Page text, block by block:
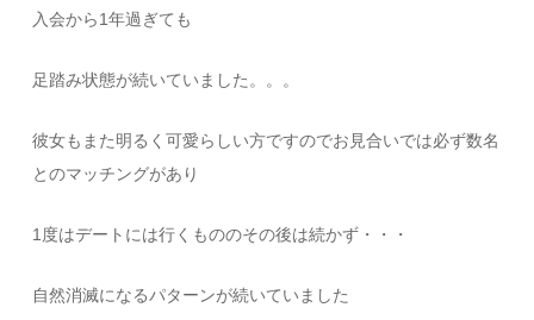
入会から1年過ぎても
足踏み状態が続いていました。。。
彼女もまた明るく可愛らしい方ですのでお見合いでは必ず数名
とのマッチングがあり
1度はデートには行くもののその後は続かず・・・
自然消滅になるパターンが続いていました